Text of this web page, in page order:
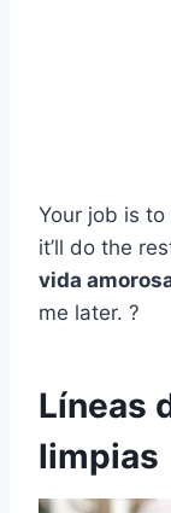
Your job is
it’ll do the
vida
me later. ?
Líneas
limpias